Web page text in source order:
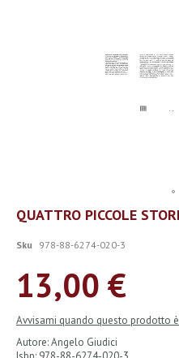
Vai
all'inizio
galleria
immagini
QUATTRO PICCOLE
Sku 978-88-6274-020-3
13,00 €
Avvisami quando questo prodotto
Autore: Angelo Giudici